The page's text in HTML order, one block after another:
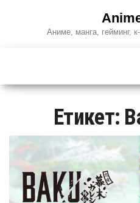
Аниме, манга, гейминг,
Етикет: